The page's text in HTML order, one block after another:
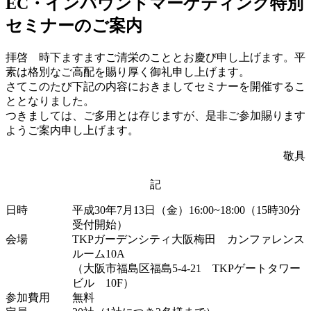
セミナーのご案内
拝啓 時下ますますご清栄のこととお慶び申し上げます。平
素は格別なご高配を賜り厚く御礼申し上げます。
さてこのたび下記の内容におきましてセミナーを開催するこ
ととなりました。
つきましては、ご多用とは存じますが、是非ご参加賜ります
ようご案内申し上げます。
敬具
記
日時
平成30年7月13日（金）16:00~18:00（15時30分
受付開始）
会場
TKPガーデンシティ大阪梅田 カンファレンス
ルーム10A
（大阪市福島区福島5-4-21 TKPゲートタワー
ビル 10F）
参加費用
無料